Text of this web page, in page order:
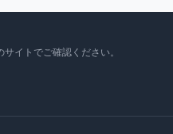
イトでご確認ください。